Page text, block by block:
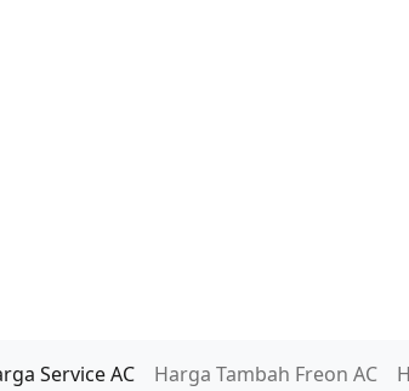
Service AC Harga Tambah Freon AC